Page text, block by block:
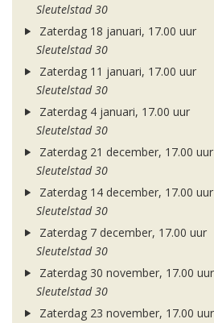
Sleutelstad 30
Zaterdag 18 januari, 17.00 uur
Sleutelstad 30
Zaterdag 11 januari, 17.00 uur
Sleutelstad 30
Zaterdag 4 januari, 17.00 uur
Sleutelstad 30
Zaterdag 21 december, 17.00 uur
Sleutelstad 30
Zaterdag 14 december, 17.00 uur
Sleutelstad 30
Zaterdag 7 december, 17.00 uur
Sleutelstad 30
Zaterdag 30 november, 17.00 uur
Sleutelstad 30
Zaterdag 23 november, 17.00 uur